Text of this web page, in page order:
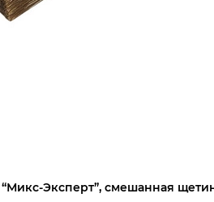
“Микс-Эксперт”, смешанная